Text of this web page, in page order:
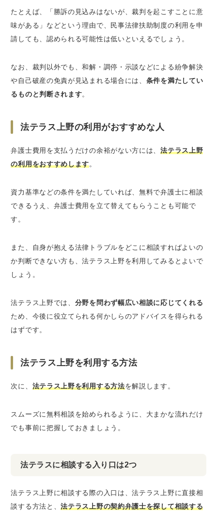
たとえば、「勝訴の見込みはないが、裁判を起こすことに意
味がある」などという理由で、民事法律扶助制度の利用を申
請しても、認められる可能性は低いといえるでしょう。
なお、裁判以外でも、和解・調停・示談などによる紛争解決
や自己破産の免責が見込まれる場合には、 条件を満たしてい
るものと判断されます。
法テラス上野の利用がおすすめな人
弁護士費用を支払うだけの余裕がない方には、法テラス上野
の利用をおすすめします。
資力基準などの条件を満たしていれば、無料で弁護士に相談
できるうえ、弁護士費用を立て替えてもらうことも可能で
す。
また、自身が抱える法律トラブルをどこに相談すればよいの
か判断できない方も、法テラス上野を利用してみるとよいで
しょう。
法テラス上野では、 分野を問わず幅広い相談に応じてくれる
ため、今後に役立てられる何かしらのアドバイスを得られる
はずです。
法テラス上野を利用する方法
次に、 法テラス上野を利用する方法を解説します。
スムーズに無料相談を始められるように、大まかな流れだけ
でも事前に把握しておきましょう。
法テラスに相談する入り口は2つ
法テラス上野に相談する際の入口は、法テラス上野に直接相
談する方法と、法テラス上野の契約弁護士を探して相談する